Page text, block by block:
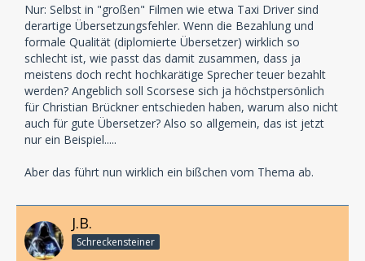
Nur: Selbst in "großen" Filmen wie etwa Taxi Driver sind
derartige Übersetzungsfehler. Wenn die Bezahlung und
formale Qualität (diplomierte Übersetzer) wirklich so
schlecht ist, wie passt das damit zusammen, dass ja
meistens doch recht hochkarätige Sprecher teuer bezahlt
werden? Angeblich soll Scorsese sich ja höchstpersönlich
für Christian Brückner entschieden haben, warum also nicht
auch für gute Übersetzer? Also so allgemein, das ist jetzt
nur ein Beispiel.....
Aber das führt nun wirklich ein bißchen vom Thema ab.
J.B.
Schreckensteiner